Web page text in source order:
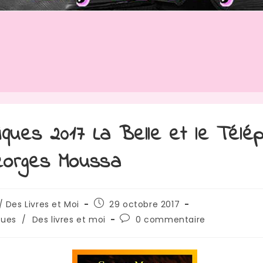
2017 La Belle et le
Moussa
Des Livres et Moi
Publication
publiée :
29 octobre 2017
/ Des livres et moi
Commentaires
publication :
0 commentaire